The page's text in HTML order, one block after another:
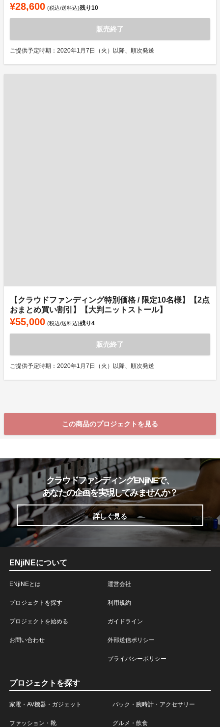
¥28,600 (税込/送料込)残り10
販売終了
ご提供予定時期：2020年1月7日（火）以降、順次発送
【クラウドファンディング特別価格 / 限定10名様】【2点
おまとめ買い割引】【大判ニットストール】
¥55,000 (税込/送料込)残り4
販売終了
ご提供予定時期：2020年1月7日（火）以降、順次発送
この商品のプロジェクトを見る
クラウドファンディングENjiNEで、
あなたの企画を実現してみませんか？
詳しく見る
ENjiNEについて
ENjiNEとは
プロジェクトを探す
プロジェクトを始める
お問い合わせ
運営会社
利用規約
ガイドライン
外部送信ポリシー
プライバシーポリシー
プロジェクトを探す
家電・AV機器・ガジェット バック・腕時計・アクセサリー
ファッション・靴 グルメ・飲食